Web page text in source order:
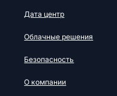
Дата центр
Облачные решения
Безопасность
О компании